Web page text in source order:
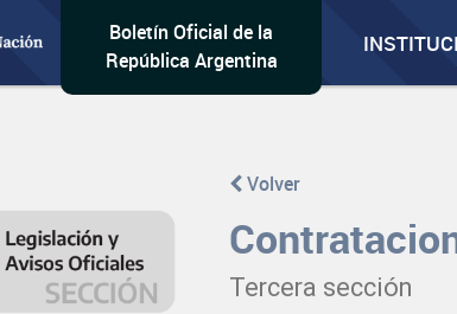
Boletín Oficial de la
República Argentina
Volver
Tercera sección